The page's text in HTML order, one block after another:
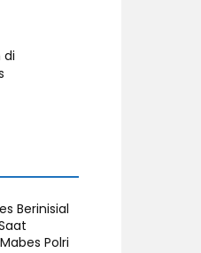
di
Berinisial
Polri